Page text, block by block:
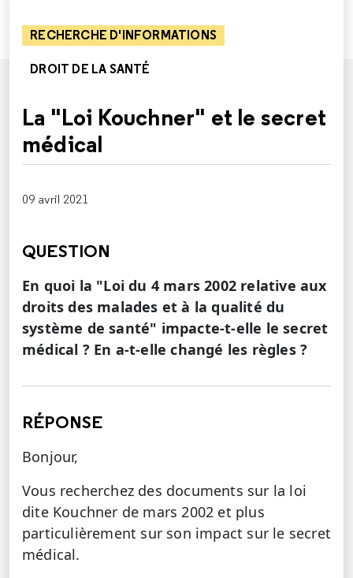
RECHERCHE D'INFORMATIONS
DROIT DE LA SANTÉ
La "Loi Kouchner" et le secret
médical
09 avril 2021
QUESTION
En quoi la "Loi du 4 mars 2002 relative aux
droits des malades et à la qualité du
système de santé" impacte-t-elle le secret
médical ? En a-t-elle changé les règles ?
RÉPONSE
Bonjour,
Vous recherchez des documents sur la loi
dite Kouchner de mars 2002 et plus
particulièrement sur son impact sur le secret
médical.